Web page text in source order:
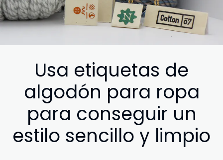
Usa etiquetas de
algodón para ropa
para conseguir un
estilo sencillo y limpio